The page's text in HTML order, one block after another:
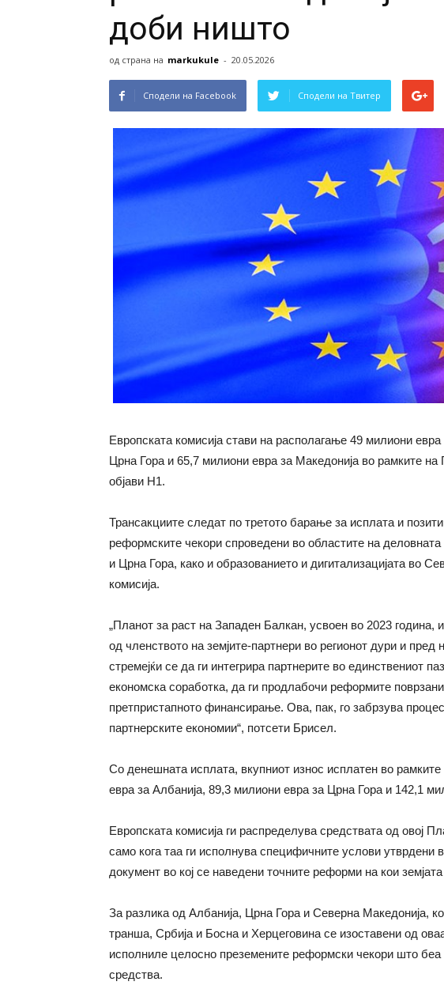
доби ништо
од страна на markukule - 20.05.2026
Сподели на Facebook Сподели на Твитер
Европската комисија стави на располагање 49 милиони
Црна Гора и 65,7 милиони евра за Македонија во рамките
објави Н1.
Трансакциите следат по третото барање за исплата и
реформските чекори спроведени во областите на
и Црна Гора, како и образованието и дигитализацијата во
комисија.
„Планот за раст на Западен Балкан, усвоен во 2023 година,
од членството на земјите-партнери во регионот дури и
стремејќи се да ги интегрира партнерите во единствениот
економска соработка, да ги продлабочи реформите
претпристапното финансирање. Ова, пак, го забрзува
партнерските економии“, потсети Брисел.
Со денешната исплата, вкупниот износ исплатен во
евра за Албанија, 89,3 милиони евра за Црна Гора и 142,1
Европската комисија ги распределува средствата од овој
само кога таа ги исполнува специфичните услови утврдени
документ во кој се наведени точните реформи на кои
За разлика од Албанија, Црна Гора и Северна Македонија,
транша, Србија и Босна и Херцеговина се изоставени од
исполниле целосно преземените реформски чекори што
средства.